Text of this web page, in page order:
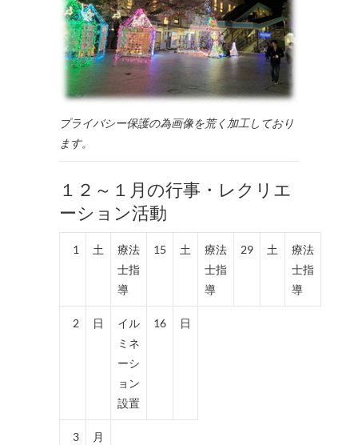
プライバシー保護の為画像を荒く加工しており
ます。
１２～１月の行事・レクリエ
ーション活動
1 土
療法
士指
導
15 土
療法
士指
導
29 土
療法
士指
導
2 日
イル
ミネ
ーシ
ョン
設置
16 日
3 月